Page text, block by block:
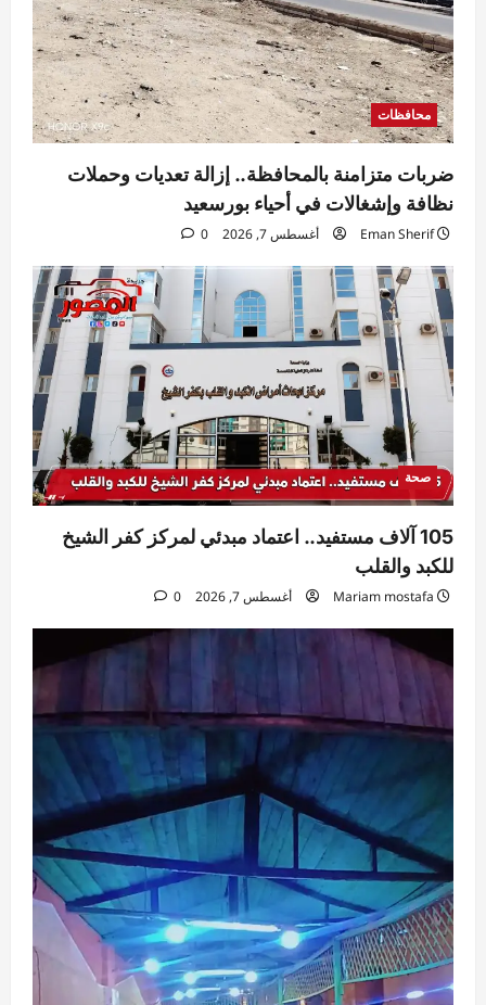
محافظات
ضربات متزامنة بالمحافظة.. إزالة تعديات وحملات
نظافة وإشغالات في أحياء بورسعيد
Eman Sherif أغسطس 7, 2026 0
صحة
105 آلاف مستفيد.. اعتماد مبدئي لمركز كفر الشيخ
للكبد والقلب
Mariam mostafa أغسطس 7, 2026 0